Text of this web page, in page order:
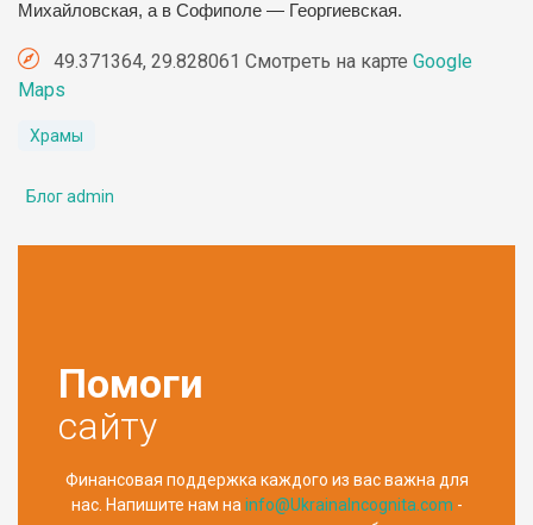
Михайловская, а в Софиполе — Георгиевская.
49.371364, 29.828061 Смотреть на карте Google
Maps
Храмы
Блог admin
Помоги
сайту
Финансовая поддержка каждого из вас важна для
нас. Напишите нам на info@UkrainaIncognita.com -